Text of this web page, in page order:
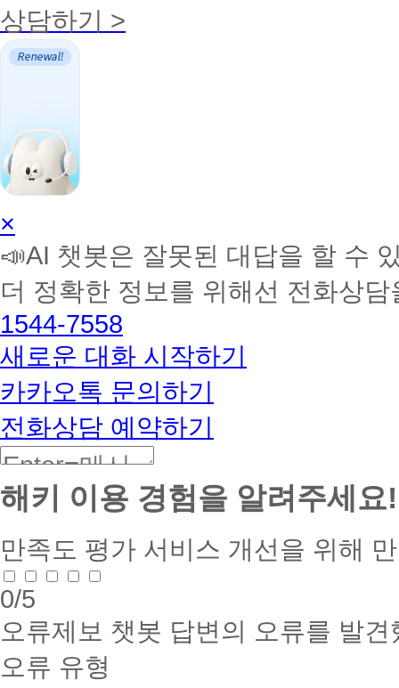
상담하기 >
AI
학
습
토
커
BETA
×
📣AI 챗봇은 잘못된 대답을 할 수
더 정확한 정보를 위해선 전화상
1544-7558
새로운 대화 시작하기
카카오톡 문의하기
전화상담 예약하기
해키 이용 경험을 알려주세요!
만족도 평가 서비스 개선을 위해
0/5
오류제보 챗봇 답변의 오류를 발
오류 유형